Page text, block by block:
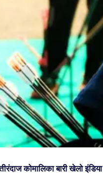
कोमालिका बारी खेलो